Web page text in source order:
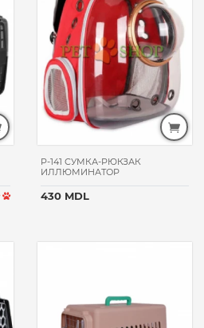
P-141 СУМКА-РЮКЗАК
ИЛЛЮМИНАТОР
430 MDL